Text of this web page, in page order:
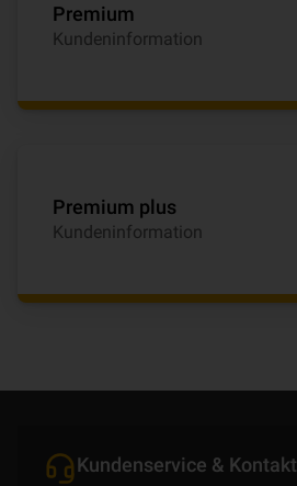
Premium
Kundeninformation
Premium plus
Kundeninformation
Kundenservice & Kontakt